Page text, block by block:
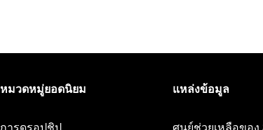
หมวดหมู่ยอดนิยม
การดรอปชิป
แหล่งข้อมูล
ศูนย์ช่วยเหลือของ